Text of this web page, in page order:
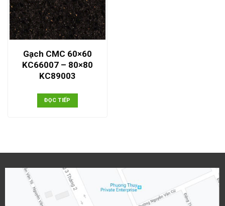
Gạch CMC 60×60
KC66007 – 80×80
KC89003
ĐỌC TIẾP